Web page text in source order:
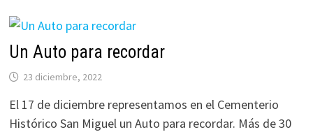
Un Auto para recordar
23 diciembre, 2022
El 17 de diciembre representamos en el Cementerio
Histórico San Miguel un Auto para recordar. Más de 30